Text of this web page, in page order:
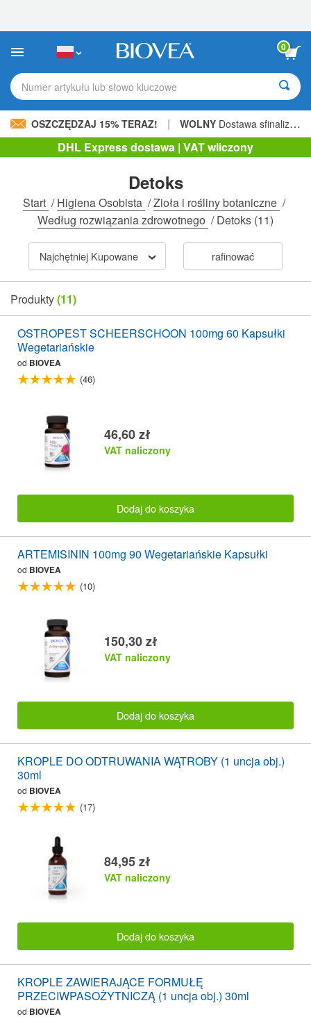
strona
internetowa
zawiera
ułatwień
dostępu.
0
Numer artykułu lub słowo kluczowe
OSZCZĘDZAJ 15% TERAZ! | WOLNY Dostawa sfinalizowana 206,00 zł »
DHL Express dostawa | VAT wliczony
Detoks
Start /Higiena Osobista /Zioła i rośliny botaniczne /
Według rozwiązania zdrowotnego /Detoks (11)
Najchętniej Kupowane rafinować
Produkty(11)
OSTROPEST SCHEERSCHOON 100mg 60 Kapsułki
Wegetariańskie
od BIOVEA
(46)
46,60 zł
VAT naliczony
Dodaj do koszyka
ARTEMISININ 100mg 90 Wegetariańskie Kapsułki
od BIOVEA
(10)
150,30 zł
VAT naliczony
Dodaj do koszyka
KROPLE DO ODTRUWANIA WĄTROBY (1 uncja obj.)
30ml
od BIOVEA
(17)
84,95 zł
VAT naliczony
Dodaj do koszyka
KROPLE ZAWIERAJĄCE FORMUŁĘ
PRZECIWPASOŻYTNICZĄ (1 uncja obj.) 30ml
od BIOVEA